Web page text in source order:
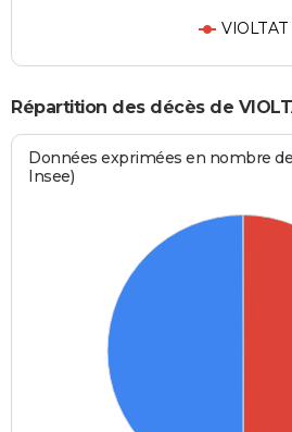
VIOLTAT
Répartition des décès de
Données exprimées en nombre
Insee)